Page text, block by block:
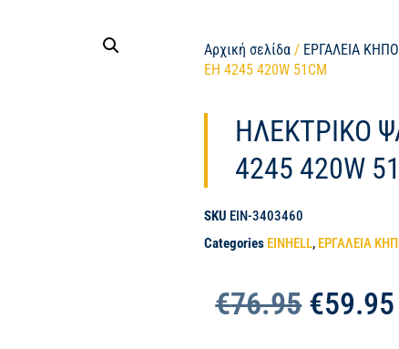
Αρχική σελίδα / ΕΡΓΑΛΕΙΑ
EH 4245 420W 51CM
ΗΛΕΚΤΡΙΚΟ
4245 420W
SKU EIN-3403460
Categories EINHELL, ΕΡΓΑΛΕΙΑ
€76.95 €59.95